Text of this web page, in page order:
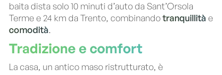
baita dista solo 10 minuti d’auto da Sant’Orsola
Terme e 24 km da Trento, combinandotranquillità e
comodità.
Tradizione e comfort
La casa, un antico maso ristrutturato, è